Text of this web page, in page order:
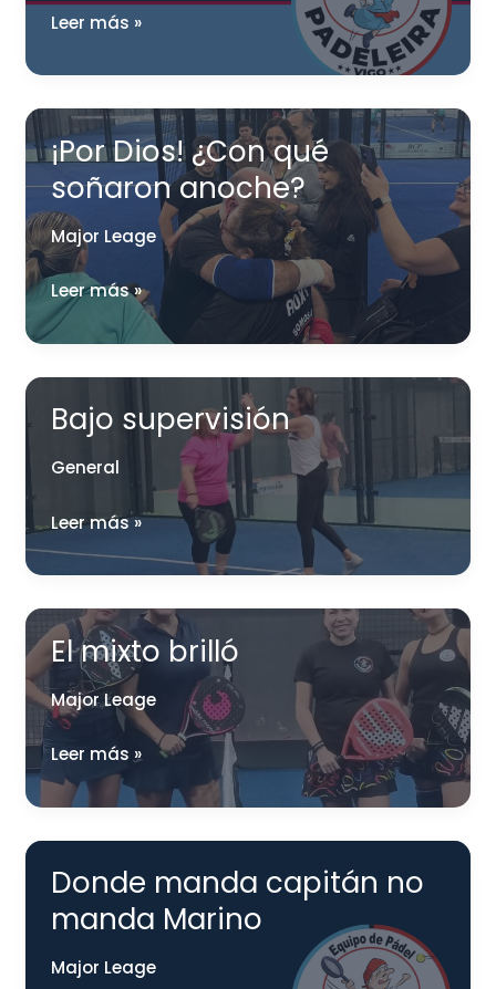
Mira
sala
de
prensa
Padeleira
Leer más »
¡Por Dios! ¿Con qué
soñaron anoche?
Major Leage
¡Por
Dios!
¿Con
qué
soñaron
anoche?
Leer más »
Bajo supervisión
General
Bajo
supervisión
Leer más »
El mixto brilló
Major Leage
El
mixto
brilló
Leer más »
Donde manda capitán no
manda Marino
Major Leage